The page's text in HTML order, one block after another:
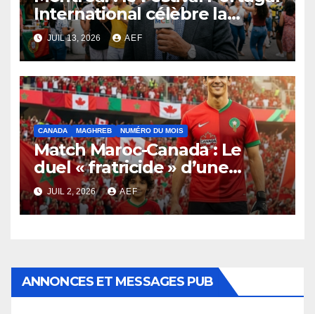
International célèbre la
diversité du monde
lusophone
JUIL 13, 2026 AEF
CANADA MAGHREB NUMÉRO DU MOIS
Match Maroc-Canada : Le
duel « fratricide » d’une
génération au cœur partagé
JUIL 2, 2026 AEF
ANNONCES ET MESSAGES PUB